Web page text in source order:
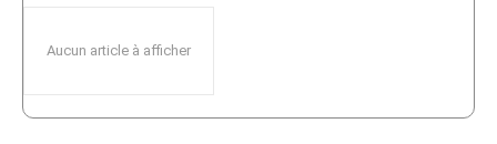
Aucun article à afficher